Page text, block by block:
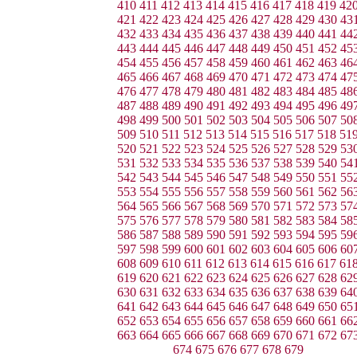
410 411 412 413 414 415 416 417 418 419
421 422 423 424 425 426 427 428 429 430
432 433 434 435 436 437 438 439 440 441
443 444 445 446 447 448 449 450 451 452
454 455 456 457 458 459 460 461 462 463
465 466 467 468 469 470 471 472 473 474
476 477 478 479 480 481 482 483 484 485
487 488 489 490 491 492 493 494 495 496
498 499 500 501 502 503 504 505 506 507
509 510 511 512 513 514 515 516 517 518
520 521 522 523 524 525 526 527 528 529
531 532 533 534 535 536 537 538 539 540
542 543 544 545 546 547 548 549 550 551
553 554 555 556 557 558 559 560 561 562
564 565 566 567 568 569 570 571 572 573
575 576 577 578 579 580 581 582 583 584
586 587 588 589 590 591 592 593 594 595
597 598 599 600 601 602 603 604 605 606
608 609 610 611 612 613 614 615 616 617
619 620 621 622 623 624 625 626 627 628
630 631 632 633 634 635 636 637 638 639
641 642 643 644 645 646 647 648 649 650
652 653 654 655 656 657 658 659 660 661
663 664 665 666 667 668 669 670 671 672
674 675 676 677 678 679